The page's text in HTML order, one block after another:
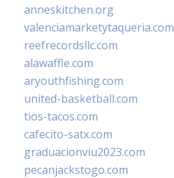
anneskitchen.org
valenciamarketytaqueria.com
reefrecordsllc.com
alawaffle.com
aryouthfishing.com
united-basketball.com
tios-tacos.com
cafecito-satx.com
graduacionviu2023.com
pecanjackstogo.com